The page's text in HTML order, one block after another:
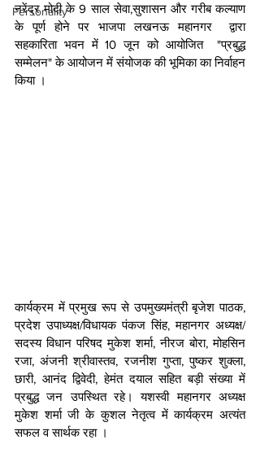
Personality
नरेंद्र मोदी के 9 साल सेवा,सुशासन और गरीब कल्याण
के पूर्ण होने पर भाजपा लखनऊ महानगर  द्वारा
सहकारिता भवन में 10 जून को आयोजित  "प्रबुद्ध
सम्मेलन" के आयोजन में संयोजक की भूमिका का निर्वाहन
किया ।
कार्यक्रम में प्रमुख रूप से उपमुख्यमंत्री बृजेश पाठक,
प्रदेश उपाध्यक्ष/विधायक पंकज सिंह, महानगर अध्यक्ष/
सदस्य विधान परिषद मुकेश शर्मा, नीरज बोरा, मोहसिन
रजा, अंजनी श्रीवास्तव, रजनीश गुप्ता, पुष्कर शुक्ला,
छारी, आनंद द्विवेदी, हेमंत दयाल सहित बड़ी संख्या में
प्रबुद्ध जन उपस्थित रहे। यशस्वी महानगर अध्यक्ष
मुकेश शर्मा जी के कुशल नेतृत्व में कार्यक्रम अत्यंत
सफल व सार्थक रहा ।